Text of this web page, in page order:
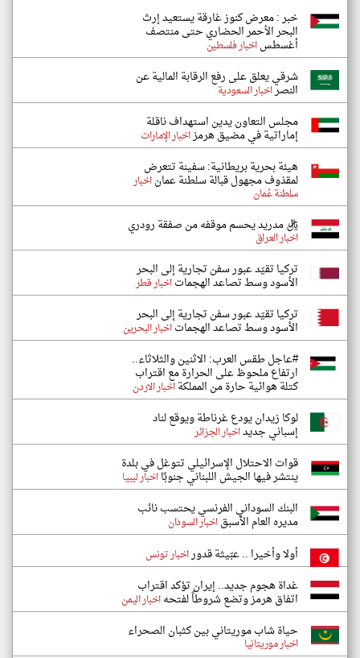
خبر : معرض كنوز غارقة يستعيد إرث
البحر الأحمر الحضاري حتى منتصف
أغسطساخبار فلسطين
شرقي يعلق على رفع الرقابة المالية عن
النصراخبار السعودية
مجلس التعاون يدين استهداف ناقلة
إماراتية في مضيق هرمزاخبار الإمارات
هيئة بحرية بريطانية: سفينة تتعرض
لمقذوف مجهول قبالة سلطنة عماناخبار
سلطنة عُمان
ريال مدريد يحسم موقفه من صفقة رودري
اخبار العراق
تركيا تقيّد عبور سفن تجارية إلى البحر
الأسود وسط تصاعد الهجماتاخبار قطر
تركيا تقيّد عبور سفن تجارية إلى البحر
الأسود وسط تصاعد الهجماتاخبار البحرين
#عاجل طقس العرب: الاثنين والثلاثاء..
ارتفاع ملحوظ على الحرارة مع اقتراب
كتلة هوائية حارة من المملكةاخبار الاردن
لوكا زيدان يودع غرناطة ويوقع لناد
إسباني جديداخبار الجزائر
قوات الاحتلال الإسرائيلي تتوغل في بلدة
ينتشر فيها الجيش اللبناني جنوبًااخبار ليبيا
البنك السوداني الفرنسي يحتسب نائب
مديره العام الأسبقاخبار السودان
أولا وأخيرا .. عبّيثة قدوراخبار تونس
غداة هجوم جديد.. إيران تؤكد اقتراب
اتفاق هرمز وتضع شروطاً لفتحهاخبار اليمن
حياة شاب موريتاني بين كثبان الصحراء
اخبار موريتانيا